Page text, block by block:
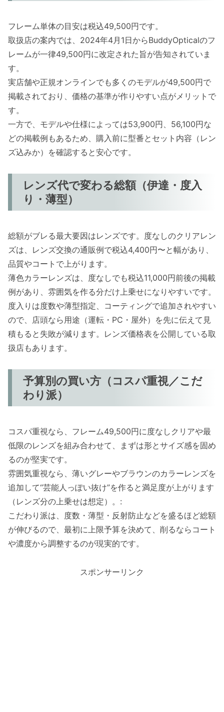
フレーム単体の目安は税込49,500円です。
取扱店の案内では、2024年4月1日からBuddyOpticalのフ
レームが一律49,500円に改定された旨が告知されていま
す。
実店舗や正規オンラインでも多くのモデルが49,500円で
掲載されており、価格の基準が作りやすい点がメリットで
す。
一方で、モデルや仕様によっては53,900円、56,100円な
どの掲載例もあるため、購入前に型番とセット内容（レン
ズ込みか）を確認すると安心です。
レンズ代で変わる総額（伊達・度入
り・薄型）
総額がブレる最大要因はレンズです。度なしのクリアレン
ズは、レンズ交換の通販例で税込4,400円〜と幅があり、
品質やコートで上がります。
薄色カラーレンズは、度なしでも税込11,000円前後の掲載
例があり、雰囲気を作る分だけ上乗せになりやすいです。
度入りは度数や薄型指定、コーティングで追加されやすい
ので、店頭なら用途（運転・PC・屋外）を先に伝えて見
積もると失敗が減ります。レンズ価格表を公開している取
扱店もあります。
予算別の買い方（コスパ重視／こだ
わり派）
コスパ重視なら、フレーム49,500円に度なしクリアや最
低限のレンズを組み合わせて、まずは形とサイズ感を固め
るのが堅実です。
雰囲気重視なら、薄いグレーやブラウンのカラーレンズを
追加して“芸能人っぽい抜け”を作ると満足度が上がります
（レンズ分の上乗せは想定）。:
こだわり派は、度数・薄型・反射防止などを盛るほど総額
が伸びるので、最初に上限予算を決めて、削るならコート
や濃度から調整するのが現実的です。
スポンサーリンク